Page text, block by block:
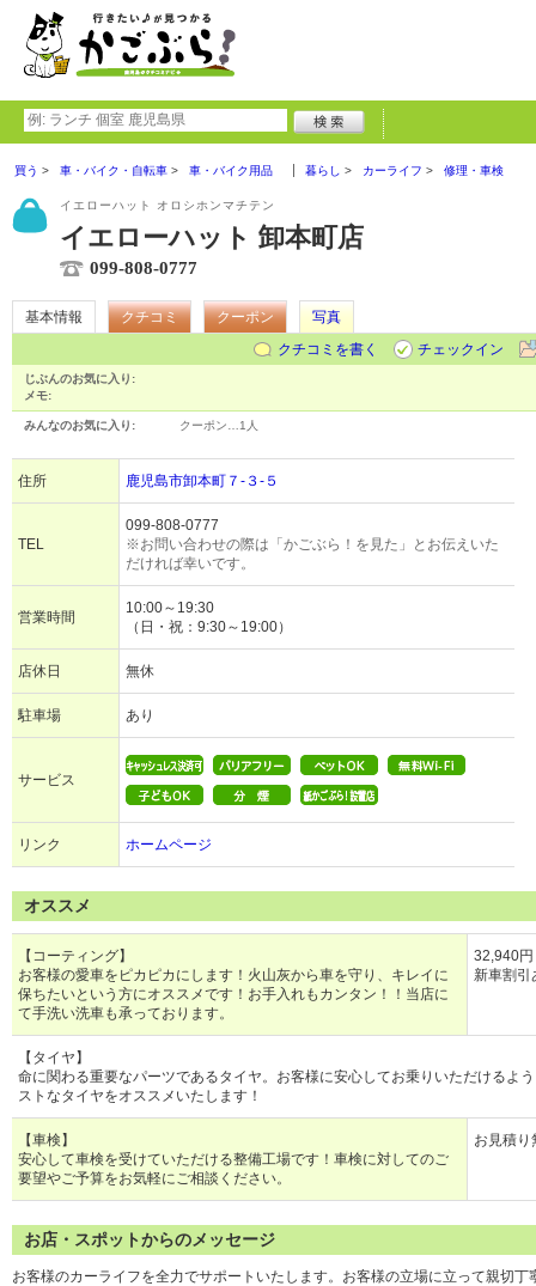
買う 車・バイク・自転車 車・バイク用品 暮らし カーライフ 修理・車検
イエローハット オロシホンマチテン
イエローハット 卸本町店
099-808-0777
基本情報 クチコミ クーポン
写真
クチコミを書く
チェックイン
じぶんのお気に入り:
メモ:
みんなのお気に入り: クーポン… 1人
住所 鹿児島市卸本町７-３-５
TEL
099-808-0777
※お問い合わせの際は「かごぶら！を見た」とお伝えいた
だければ幸いです。
営業時間
10:00～19:30
（日・祝：9:30～19:00）
店休日 無休
駐車場 あり
サービス
リンク ホームページ
オススメ
【コーティング】
お客様の愛車をピカピカにします！火山灰から車を守り、キレイに
保ちたいという方にオススメです！お手入れもカンタン！！当店に
て手洗い洗車も承っております。
32,940円
新車割引
【タイヤ】
命に関わる重要なパーツであるタイヤ。お客様に安心してお乗りいただけるよ
ストなタイヤをオススメいたします！
【車検】
安心して車検を受けていただける整備工場です！車検に対してのご
要望やご予算をお気軽にご相談ください。
お見積り
お店・スポットからのメッセージ
お客様のカーライフを全力でサポートいたします。お客様の立場に立って親切